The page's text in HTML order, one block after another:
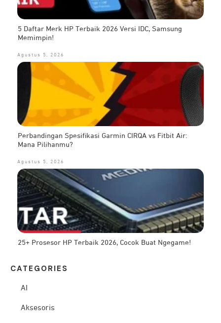
5 Daftar Merk HP Terbaik 2026 Versi IDC, Samsung
Memimpin!
Agustus 5, 2026
Perbandingan Spesifikasi Garmin CIRQA vs Fitbit Air:
Mana Pilihanmu?
Agustus 5, 2026
25+ Prosesor HP Terbaik 2026, Cocok Buat Ngegame!
CATEG ORIES
AI
Aksesoris